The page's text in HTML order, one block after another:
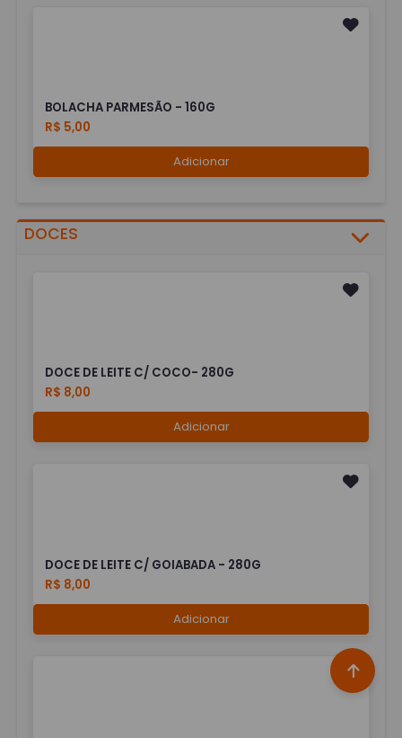
BOLACHA PARMESÃO - 160G
R$ 5,00
Adicionar
DOCES
DOCE DE LEITE C/ COCO- 280G
R$ 8,00
Adicionar
DOCE DE LEITE C/ GOIABADA - 280G
R$ 8,00
Adicionar